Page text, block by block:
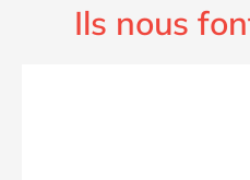
Ils nous